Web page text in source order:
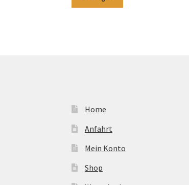
Home
Anfahrt
Mein Konto
Shop